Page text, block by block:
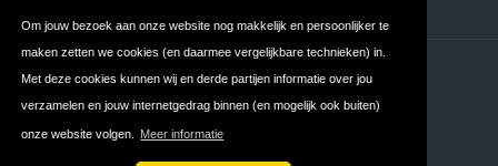
Om jouw bezoek aan onze website nog makkelijk en persoonlijker te
maken zetten we cookies (en daarmee vergelijkbare technieken) in.
Met deze cookies kunnen wij en derde partijen informatie over jou
verzamelen en jouw internetgedrag binnen (en mogelijk ook buiten)
onze website volgen. Meer informatie
Contact Privacy
Algemene FAQ